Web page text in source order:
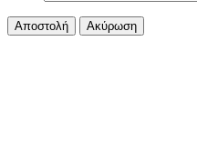
Αποστολή Ακύρωση